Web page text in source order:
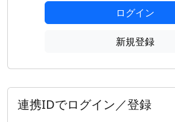
ログイン
新規登録
連携IDでログイン／登録